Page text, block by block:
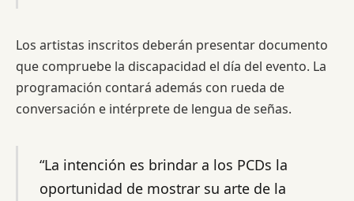
Los artistas inscritos deberán presentar documento
que compruebe la discapacidad el día del evento. La
programación contará además con rueda de
conversación e intérprete de lengua de señas.
“La intención es brindar a los PCDs la
oportunidad de mostrar su arte de la